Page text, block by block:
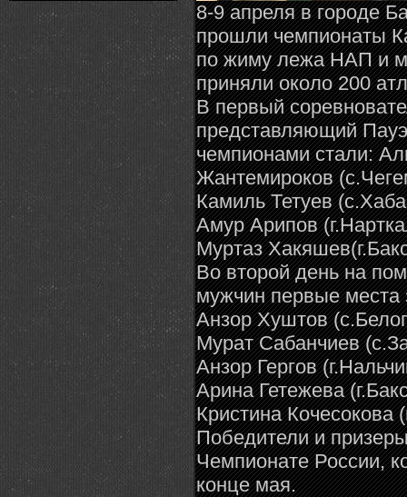
8-9 апреля в городе
прошли чемпионаты
по жиму лежа НАП и
приняли около 200
В первый
представляющий
чемпионами стали:
Жантемироков
Камиль Тетуев
Амур Арипов
Муртаз
Во второй день на
мужчин первые места
Анзор Хуштов
Мурат Сабанчиев
Анзор Гергов
Арина Гетежева
Кристина Кочесокова
Победители и
Чемпионате России,
конце мая.